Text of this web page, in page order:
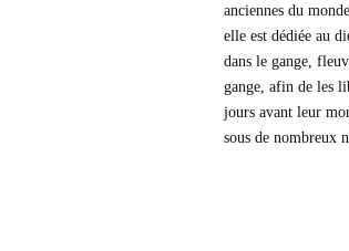
anciennes du
elle est dédiée au
dans le gange,
gange, afin de les
jours avant leur
sous de nombreux